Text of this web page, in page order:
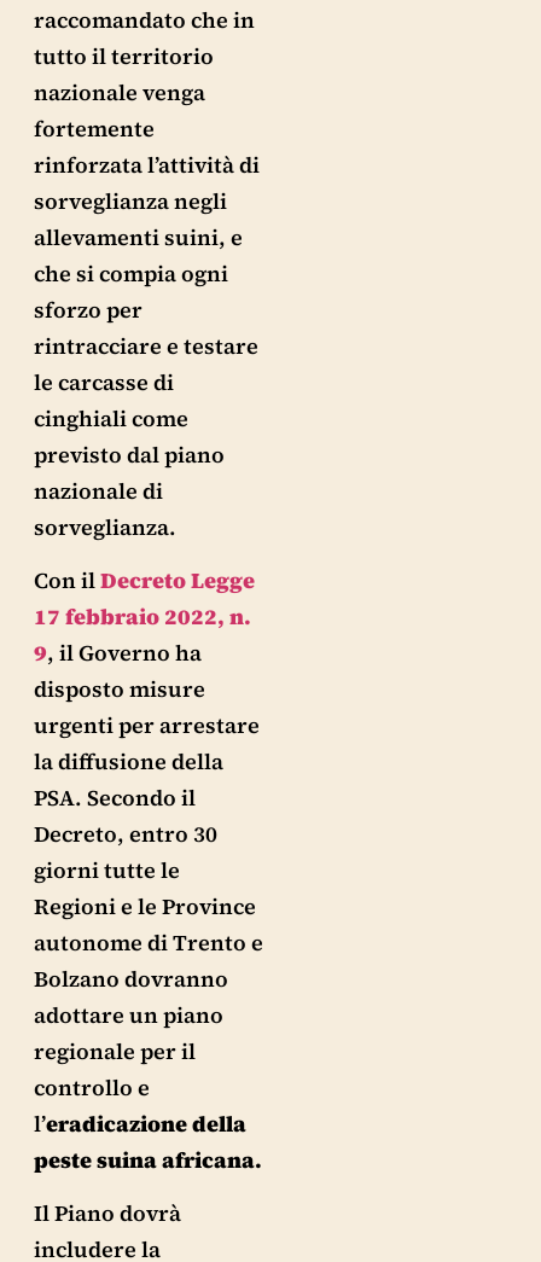
raccomandato che in
tutto il territorio
nazionale venga
fortemente
rinforzata l’attività di
sorveglianza negli
allevamenti suini, e
che si compia ogni
sforzo per
rintracciare e testare
le carcasse di
cinghiali come
previsto dal piano
nazionale di
sorveglianza.
Con ilDecreto Legge
17 febbraio 2022, n.
9, il Governo ha
disposto misure
urgenti per arrestare
la diffusione della
PSA. Secondo il
Decreto, entro 30
giorni tutte le
Regioni e le Province
autonome di Trento e
Bolzano dovranno
adottare un piano
regionale per il
controllo e
l’eradicazione della
peste suina africana.
Il Piano dovrà
includere la